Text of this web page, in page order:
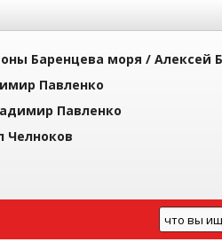
Баренцева моря / Алексей
Павленко
Павленко
Челноков